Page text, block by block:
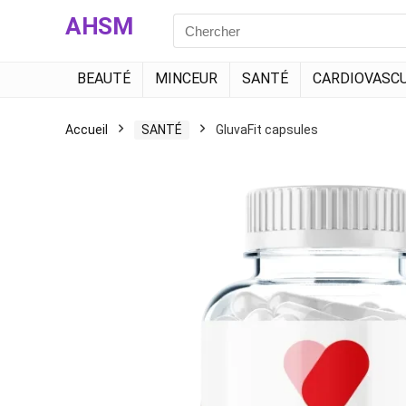
AHSM
Search
for:
BEAUTÉ MINCEUR SANTÉ
Accueil SANTÉ GluvaFit capsules